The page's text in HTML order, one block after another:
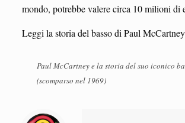
mondo, potrebbe valere circa 10 milioni di
Leggi la storia del basso di Paul McCartney
Paul McCartney e la storia del suo iconico
(scomparso nel 1969)